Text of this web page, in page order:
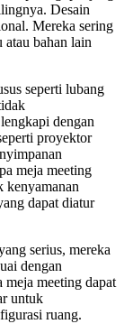
Desain
Mereka sering
atau bahan lain
seperti lubang
dengan
proyektor
meja meeting
kenyamanan
dapat diatur
serius, mereka
dengan
meja meeting dapat
untuk
ruang.